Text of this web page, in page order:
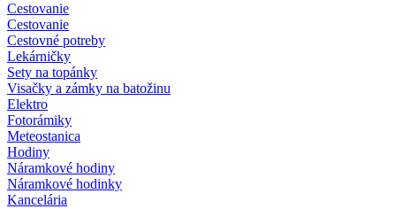
Cestovanie
Cestovanie
Cestovné potreby
Lekárničky
Sety na topánky
Visačky a zámky na batožinu
Elektro
Fotorámiky
Meteostanica
Hodiny
Náramkové hodiny
Náramkové hodinky
Kancelária